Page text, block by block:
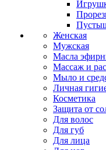
Женская
Мужская
Масла
Массаж и
Мыло и
Личная
Косметика
Защита от
Для волос
Для губ
Для лица